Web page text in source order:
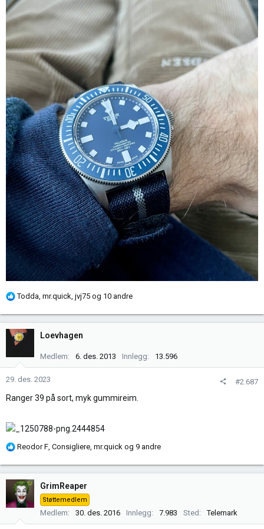
R
k
s
n
r
Todda mr.quick jvj75 og 10 andre
Loevhagen
Medlem 6. des. 2013 Innlegg 13.596
29. des. 2023 #2.687
Ranger 39 på sort, myk gummireim.
R
k
s
j
Reodor F, Consigliere, mr.quick og 9 andre
GrimReaper
Støttemedlem
Medlem 30. des. 2016 Innlegg 7.983 Sted Telemark